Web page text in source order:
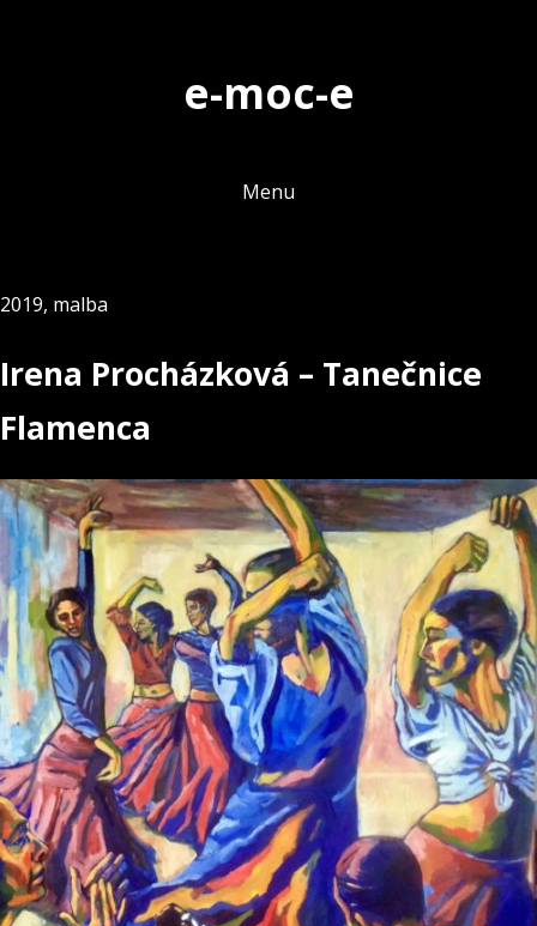
e-moc-e
Menu
2019, malba
Irena Procházková – Tanečnice
Flamenca